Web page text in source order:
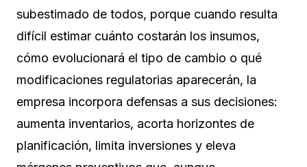
subestimado de todos, porque cuando resulta
difícil estimar cuánto costarán los insumos,
cómo evolucionará el tipo de cambio o qué
modificaciones regulatorias aparecerán, la
empresa incorpora defensas a sus decisiones:
aumenta inventarios, acorta horizontes de
planificación, limita inversiones y eleva